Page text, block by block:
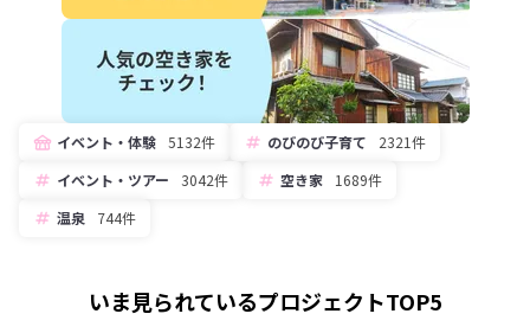
イベント・体験 5132件 のびのび子育て
2321件
イベント・ツアー
3042件 空き家
1689件
温泉
744件
いま見られているプロジェクトTOP5